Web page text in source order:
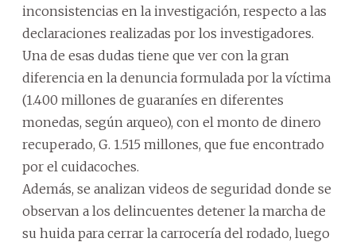
inconsistencias en la investigación, respecto a las
declaraciones realizadas por los investigadores.
Una de esas dudas tiene que ver con la gran
diferencia en la denuncia formulada por la víctima
(1.400 millones de guaraníes en diferentes
monedas, según arqueo), con el monto de dinero
recuperado, G. 1.515 millones, que fue encontrado
por el cuidacoches.
Además, se analizan videos de seguridad donde se
observan a los delincuentes detener la marcha de
su huida para cerrar la carrocería del rodado, luego